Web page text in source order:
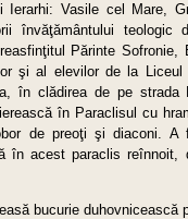
Ierarhi: Vasile cel Mare,
învăţământului teologic
Părinte Sofronie,
şi al elevilor de la Liceul
în clădirea de pe strada
în Paraclisul cu
de preoţi şi diaconi. A
în acest paraclis reînnoit,
bucurie duhovnicească